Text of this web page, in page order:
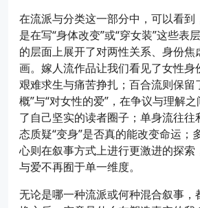
在流派与分类这一部分中，可以看到
是在写“身体改变”或“穿女装”这些表
的层面上展开了对两性关系、身份焦
画。嫁人流作品让我们看见了女性身
艰难求生与痛苦挣扎；百合流则保留
概”与“对女性的爱”，在争议与理解
了自己坚实的读者圈子；单身流往往
态质疑“变身”是否真的能改变命运；
心则在叙事方式上进行更激进的探索
与爱不再囿于单一维度。
无论是哪一种流派或何种混合叙事，